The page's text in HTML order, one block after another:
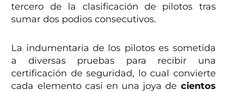
tercero de la clasificación de pilotos tras
sumar dos podios consecutivos.
La indumentaria de los pilotos es sometida
a diversas pruebas para recibir una
certificación de seguridad, lo cual convierte
cada elemento casi en una joya de cientos